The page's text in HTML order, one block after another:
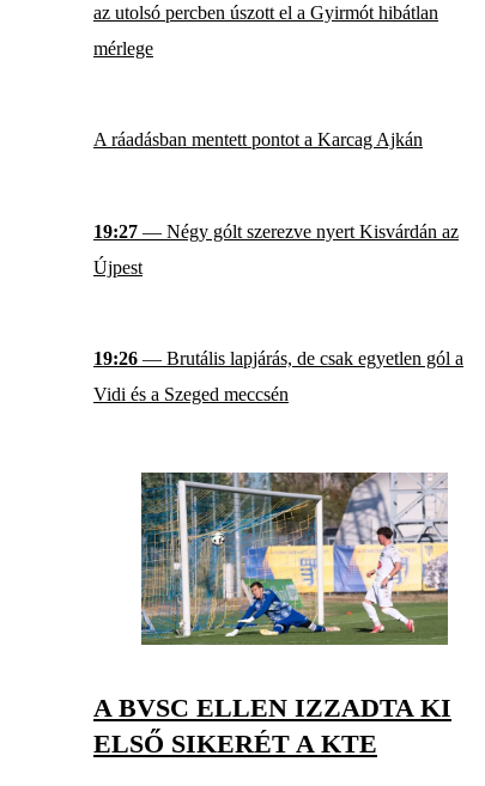
az utolsó percben úszott el a Gyirmót hibátlan
mérlege
A ráadásban mentett pontot a Karcag Ajkán
19:27 — Négy gólt szerezve nyert Kisvárdán az
Újpest
19:26 — Brutális lapjárás, de csak egyetlen gól a
Vidi és a Szeged meccsén
A BVSC ELLEN IZZADTA KI
ELSŐ SIKERÉT A KTE